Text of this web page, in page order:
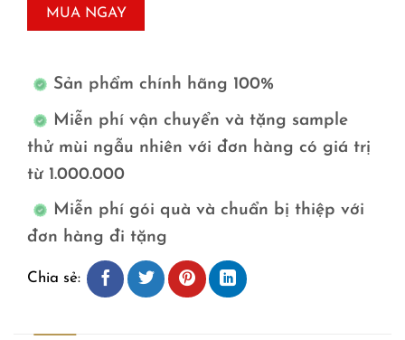
MUA NGAY
Sản phẩm chính hãng 100%
Miễn phí vận chuyển và tặng sample
thử mùi ngẫu nhiên với đơn hàng có giá trị
từ 1.000.000
Miễn phí gói quà và chuẩn bị thiệp với
đơn hàng đi tặng
Chia sẻ: